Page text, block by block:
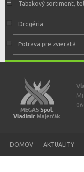
Tabakový sortiment,
Drogéria
Potrava pre zvieratá
DOMOV AKTUALITY